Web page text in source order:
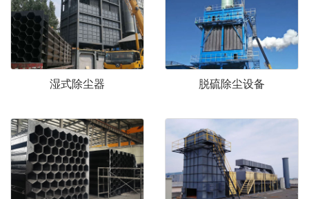
湿式除尘器 脱硫除尘设备